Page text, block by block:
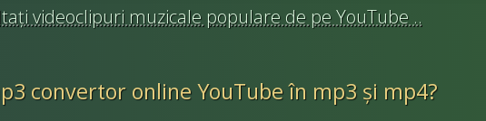
videoclipuri muzicale populare de pe YouTube ..
convertor online YouTube în mp3 și mp4?